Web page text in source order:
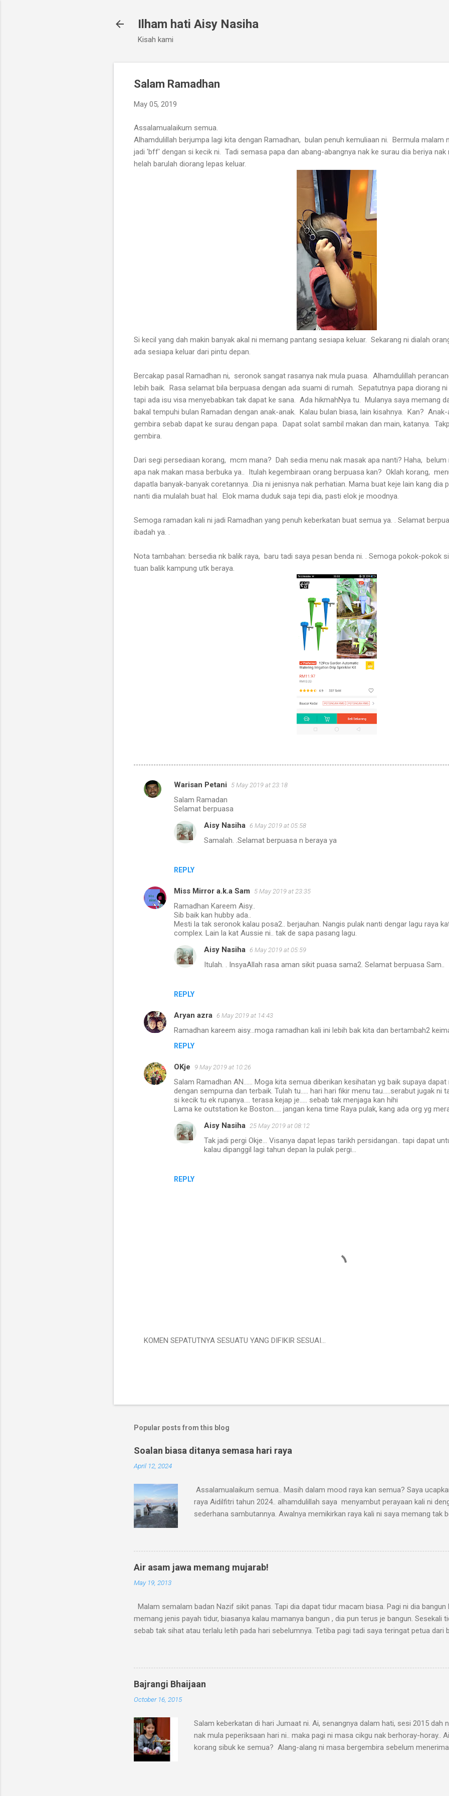
Ilham hati Aisy Nasiha
Kisah kami
Salam Ramadhan
May 05, 2019
Assalamualaikum semua.
Alhamdulillah berjumpa lagi kita dengan Ramadhan, bulan penuh kemuliaan ni. Bermula malam
jadi 'bff' dengan si kecik ni. Tadi semasa papa dan abang-abangnya nak ke surau dia beriya
helah barulah diorang lepas keluar.
Si kecil yang dah makin banyak akal ni memang pantang sesiapa keluar. Sekarang ni dialah
ada sesiapa keluar dari pintu depan.
Bercakap pasal Ramadhan ni, seronok sangat rasanya nak mula puasa. Alhamdulillah
lebih baik. Rasa selamat bila berpuasa dengan ada suami di rumah. Sepatutnya papa diorang
tapi ada isu visa menyebabkan tak dapat ke sana. Ada hikmahNya tu. Mulanya saya memang
bakal tempuhi bulan Ramadan dengan anak-anak. Kalau bulan biasa, lain kisahnya. Kan?
gembira sebab dapat ke surau dengan papa. Dapat solat sambil makan dan main, katanya.
gembira.
Dari segi persediaan korang, mcm mana? Dah sedia menu nak masak apa nanti? Haha,
apa nak makan masa berbuka ya.. Itulah kegembiraan orang berpuasa kan? Oklah korang,
dapatla banyak-banyak coretannya. .Dia ni jenisnya nak perhatian. Mama buat keje lain kang dia
nanti dia mulalah buat hal. Elok mama duduk saja tepi dia, pasti elok je moodnya.
Semoga ramadan kali ni jadi Ramadhan yang penuh keberkatan buat semua ya. . Selamat
ibadah ya. .
Nota tambahan: bersedia nk balik raya, baru tadi saya pesan benda ni. . Semoga pokok-pokok
tuan balik kampung utk beraya.
C
s
Warisan Petani 5 May 2019 at 23:18
Salam Ramadan
Selamat berpuasa
REPLY
Aisy Nasiha 6 May 2019 at 05:58
Samalah. .Selamat berpuasa n beraya ya
Miss Mirror a.k.a Sam 5 May 2019 at 23:35
Ramadhan Kareem Aisy..
Sib baik kan hubby ada..
Mesti la tak seronok kalau posa2.. berjauhan. Nangis pulak nanti dengar lagu raya
complex. Lain la kat Aussie ni.. tak de sapa pasang lagu.
REPLY
Aisy Nasiha 6 May 2019 at 05:59
Itulah. . InsyaAllah rasa aman sikit puasa sama2. Selamat berpuasa Sam..
Aryan azra 6 May 2019 at 14:43
Ramadhan kareem aisy...moga ramadhan kali ini lebih bak kita dan bertambah2
REPLY
OKje 9 May 2019 at 10:26
Salam Ramadhan AN...... Moga kita semua diberikan kesihatan yg baik supaya
dengan sempurna dan terbaik. Tulah tu..... hari hari fikir menu tau.....serabut jugak ni
si kecik tu ek rupanya.... terasa kejap je..... sebab tak menjaga kan hihi
Lama ke outstation ke Boston..... jangan kena time Raya pulak, kang ada org yg
REPLY
Aisy Nasiha 25 May 2019 at 08:12
Tak jadi pergi Okje... Visanya dapat lepas tarikh persidangan.. tapi dapat
kalau dipanggil lagi tahun depan la pulak pergi...
o
e
t
KOMEN SEPATUTNYA SESUATU YANG DIFIKIR SESUAI...
Popular posts from this blog
Soalan biasa ditanya semasa hari raya
April 12, 2024
Assalamualaikum semua.. Masih dalam mood raya kan semua? Saya
raya Aidilfitri tahun 2024.. alhamdulillah saya menyambut perayaan kali ni
sederhana sambutannya. Awalnya memikirkan raya kali ni saya memang tak
dengan penuh kerinduan kepada arwah terutamanya mak. Saya teringat
Ramadan selalunya mak akan menelefon bertanya apa menu saya masak
mak dh tak berapa sihat pun dia mitak kakak telefon untuk tanya apa menu
kala menu saya akan ditiru oleh mak atau kakak pada hari berikutnya. namun,
Air asam jawa memang mujarab!
May 19, 2013
Malam semalam badan Nazif sikit panas. Tapi dia dapat tidur macam biasa. Pagi ni dia bangun
memang jenis payah tidur, biasanya kalau mamanya bangun , dia pun terus je bangun. Sesekali
sebab tak sihat atau terlalu letih pada hari sebelumnya. Tetiba pagi tadi saya teringat petua dari
je. Kemudian saya lumurkan air asam jawa tu ke seluruh kepala dan badan dia. Alang-alang
comot pun. Biarkan kering air asam jawa tu, kemudian lepas 15 minit baru saya mandikan Nazif.
dah tak panas lagi. Memang asam jawa dapat serap kepanasan dalam badan. Korang pun
panas badan ye, in shaa Allah dapat tolong turunkan suhu dengan cepat.. Tadi, saya periksa suhu
Legalah mama ye, adik tak panas...
Bajrangi Bhaijaan
October 16, 2015
Salam keberkatan di hari Jumaat ni. Ai, senangnya dalam hati, sesi 2015 dah
nak mula peperiksaan hari ni.. maka pagi ni masa cikgu nak berhoray-horay..
korang sibuk ke semua? Alang-alang ni masa bergembira sebelum menerima
hindustan ni sebenarnya. Kesnya, semalam masa saya dan rakan-rakan